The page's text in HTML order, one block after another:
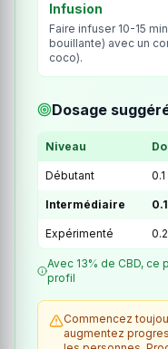
Infusion
Faire infuser 10-15
bouillante) avec un
coco).
Dosage
Niveau
Débutant
Intermédiaire
Expérimenté
Avec 13% de CBD, ce
profil
Commencez
augmentez